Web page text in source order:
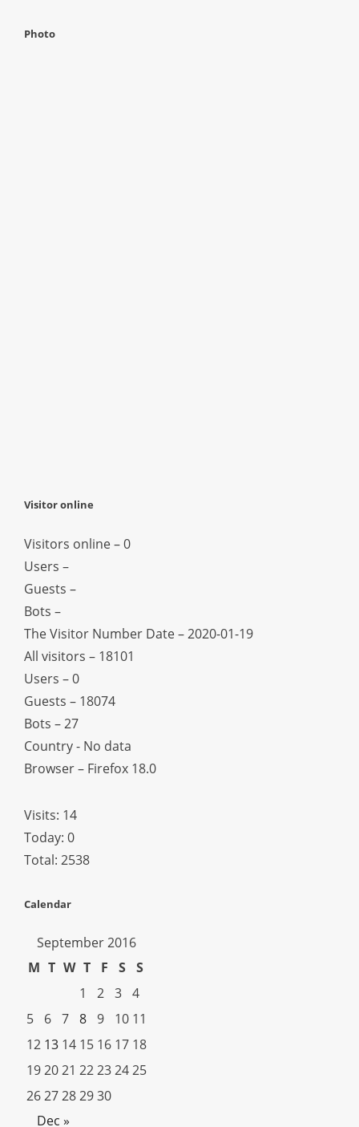
Photo
Visitor online
Visitors online – 0
Users –
Guests –
Bots –
The Visitor Number Date – 2020-01-19
All visitors – 18101
Users – 0
Guests – 18074
Bots – 27
Country - No data
Browser – Firefox 18.0
Visits: 14
Today: 0
Total: 2538
Calendar
September 2016
M T W T F S
S
1
2 3 4
5
6 7 8 9 10 11
12 13 14 15 16 17 18
192021 22232425
2627282930
Dec »